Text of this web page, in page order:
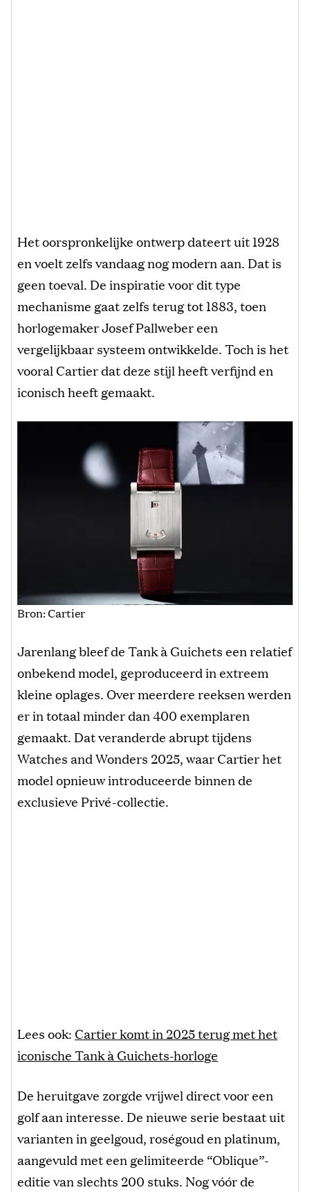
Het oorspronkelijke ontwerp dateert uit 1928
en voelt zelfs vandaag nog modern aan. Dat is
geen toeval. De inspiratie voor dit type
mechanisme gaat zelfs terug tot 1883, toen
horlogemaker Josef Pallweber een
vergelijkbaar systeem ontwikkelde. Toch is het
vooral Cartier dat deze stijl heeft verfijnd en
iconisch heeft gemaakt.
Bron: Cartier
Jarenlang bleef de Tank à Guichets een relatief
onbekend model, geproduceerd in extreem
kleine oplages. Over meerdere reeksen werden
er in totaal minder dan 400 exemplaren
gemaakt. Dat veranderde abrupt tijdens
Watches and Wonders 2025, waar Cartier het
model opnieuw introduceerde binnen de
exclusieve Privé-collectie.
Lees ook:Cartier komt in 2025 terug met het
iconische Tank à Guichets-horloge
De heruitgave zorgde vrijwel direct voor een
golf aan interesse. De nieuwe serie bestaat uit
varianten in geelgoud, roségoud en platinum,
aangevuld met een gelimiteerde “Oblique”-
editie van slechts 200 stuks. Nog vóór de